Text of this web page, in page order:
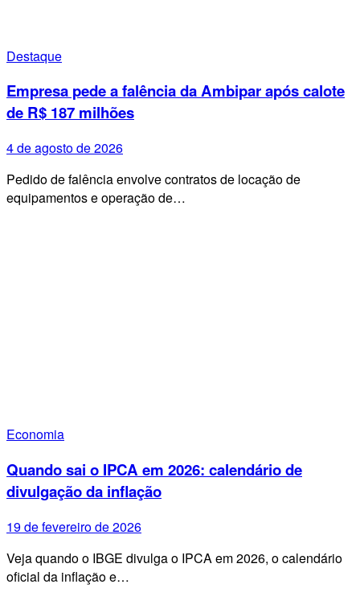
Destaque
Empresa pede a falência da Ambipar após calote
de R$ 187 milhões
4 de agosto de 2026
Pedido de falência envolve contratos de locação de
equipamentos e operação de…
Economia
Quando sai o IPCA em 2026: calendário de
divulgação da inflação
19 de fevereiro de 2026
Veja quando o IBGE divulga o IPCA em 2026, o calendário
oficial da inflação e…